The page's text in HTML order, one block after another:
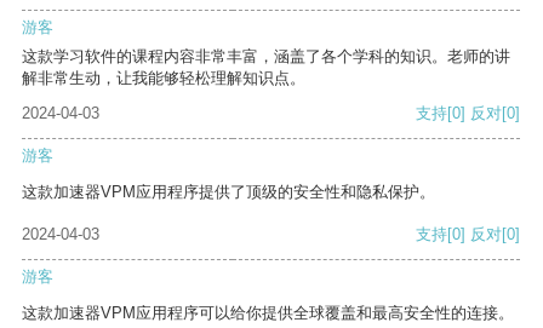
游客
这款学习软件的课程内容非常丰富，涵盖了各个学科的知识。老师的讲
解非常生动，让我能够轻松理解知识点。
2024-04-03
支持[0] 反对[0]
游客
这款加速器VPM应用程序提供了顶级的安全性和隐私保护。
2024-04-03 支持[0] 反对[0]
游客
这款加速器VPM应用程序可以给你提供全球覆盖和最高安全性的连接。